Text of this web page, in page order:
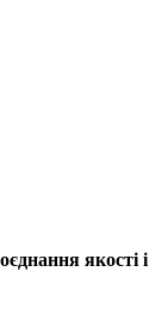
якості і